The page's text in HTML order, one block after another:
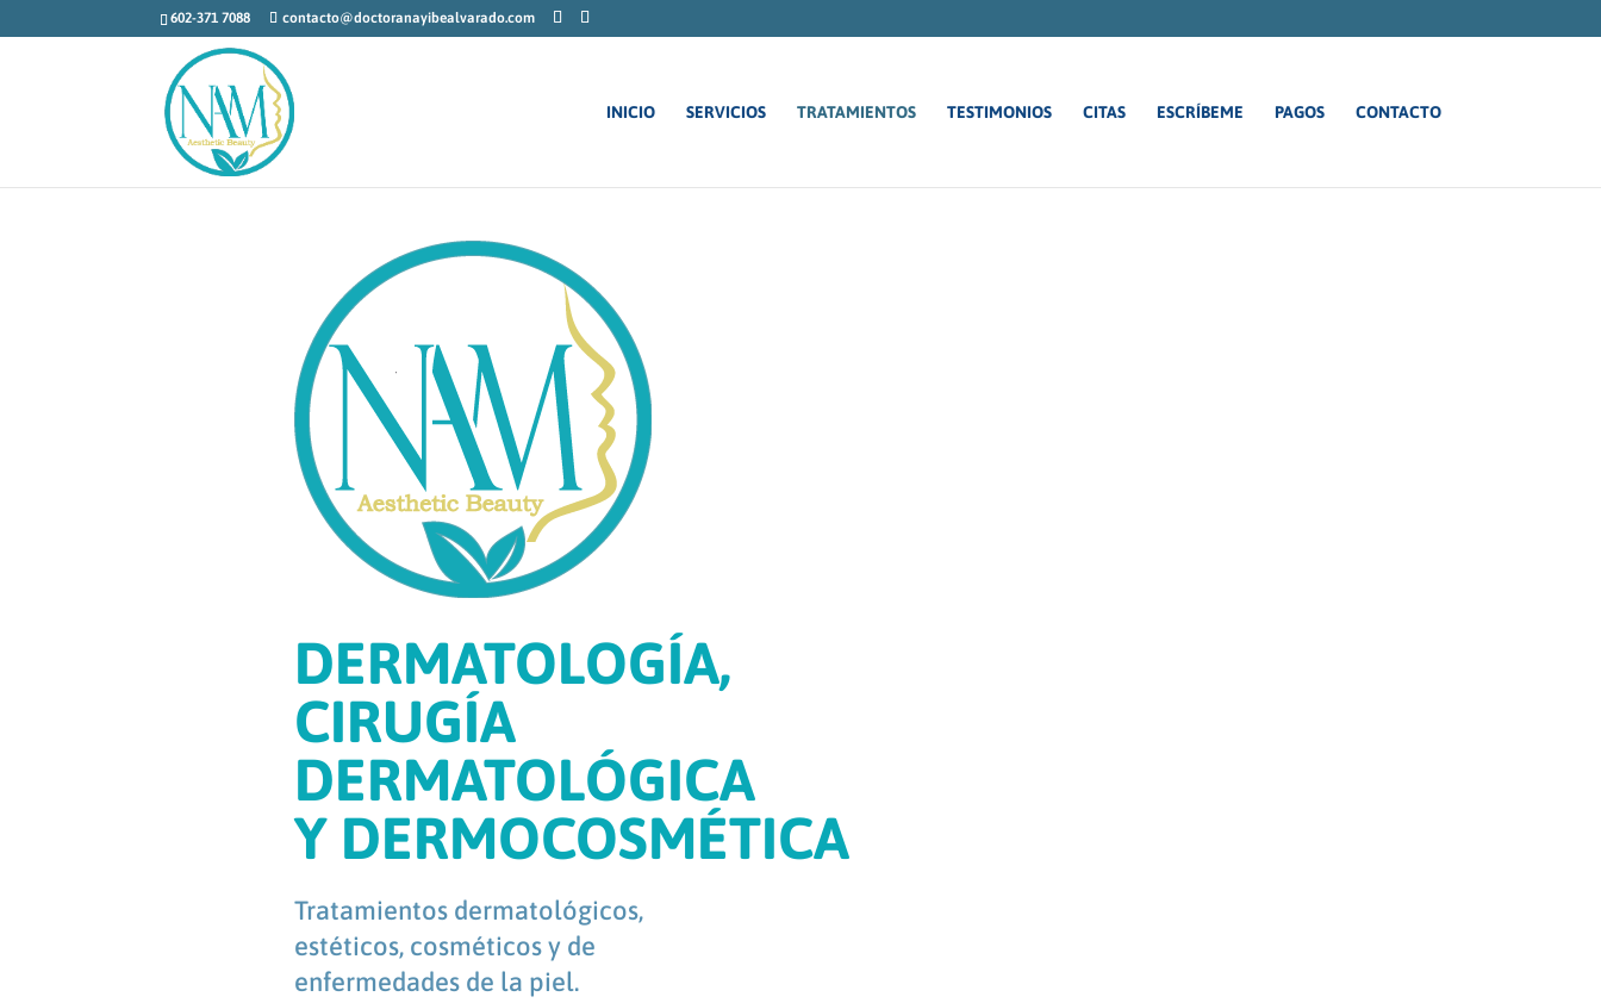
602-371 7088 contacto@doctoranayibealvarado.com
INICIO SERVICIOS TRATAMIENTOS TESTIMONIOS CITAS ESCRÍBEME PAGOS CONTACTO
DERMATOLOGÍA,
CIRUGÍA
DERMATOLÓGICA
Y DERMOCOSMÉTICA
Tratamientos dermatológicos,
estéticos, cosméticos y de
enfermedades de la piel.